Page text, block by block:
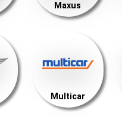
Maxus
Multicar